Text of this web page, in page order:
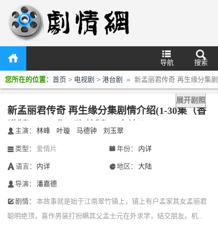
导航 搜索
您所在的位置： 首页 > 电视剧 > 港台剧 » 新孟丽君传奇 再生缘分集剧
展开剧照
新孟丽君传奇 再生缘分集剧情介绍(1-30集（香
港版），32集（海外版）)大结局
󰃖 主演： 林峰 叶璇 马德钟 刘玉翠
󰁣 年份： 内详
󰀥 类型： 爱情片
󰃍 地区： 大陆
󰃋 语言： 内详
󰄭 导演： 潘嘉德
󰆙 剧情：
本故事就是始于江南翠竹镇上，镇上有户孟家其女孟丽君
聪明绝顶，喜作男装打扮瞒其父孟士元在外求学，结交朋友。机..